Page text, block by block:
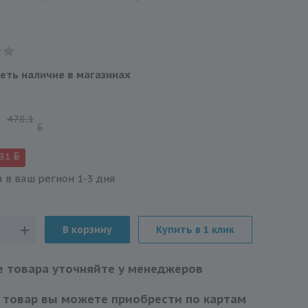
наличие в магазинах
478.1
в ваш регион 1-3 дня
В корзину Купить в 1 клик
товара уточняйте у менеджеров
вы можете приобрести по картам